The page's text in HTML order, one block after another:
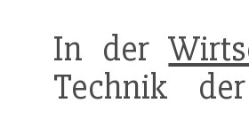
In der
Technik